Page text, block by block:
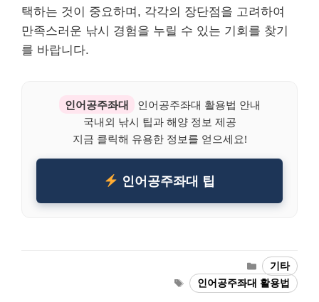
택하는 것이 중요하며, 각각의 장단점을 고려하여
만족스러운 낚시 경험을 누릴 수 있는 기회를 찾기
를 바랍니다.
인어공주좌대
인어공주좌대 활용법 안내
국내외 낚시 팁과 해양 정보 제공
지금 클릭해 유용한 정보를 얻으세요!
인어공주좌대 팁
Categories
기타
Tags인어공주좌대 활용법